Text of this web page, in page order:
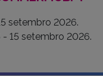
setembro 2026.
15 setembro 2026.